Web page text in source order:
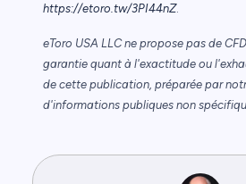
https://etoro.tw/3PI44nZ.
eToro USA LLC ne propose pas de
garantie quant à l'exactitude ou
de cette publication, préparée par
d'informations publiques non